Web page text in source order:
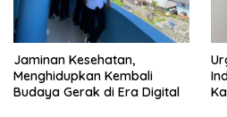
Jaminan Kesehatan,
Menghidupkan Kembali
Budaya Gerak di Era Digital